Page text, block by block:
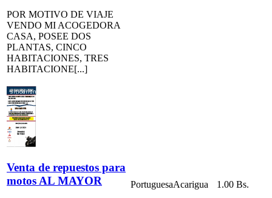
POR MOTIVO DE VIAJE
VENDO MI ACOGEDORA
CASA, POSEE DOS
PLANTAS, CINCO
HABITACIONES, TRES
HABITACIONE[...]
Venta de repuestos para
motos AL MAYOR
PortuguesaAcarigua 1.00 Bs.